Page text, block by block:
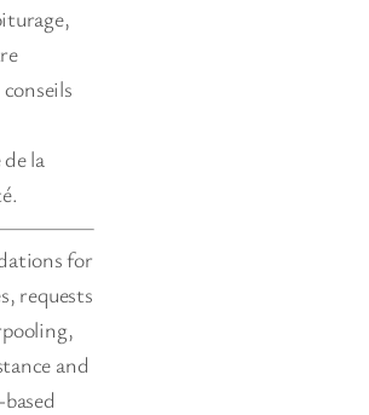
la
for
requests
and